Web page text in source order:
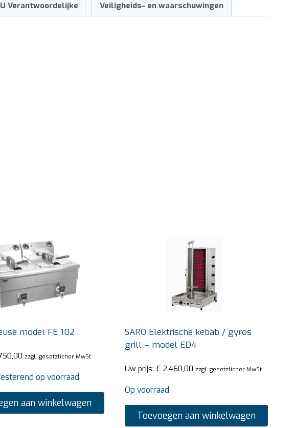
Verantwoordelijke Veiligheids- en waarschuwingen
model FE 102
zzgl. gesetzlicher MwSt.
op voorraad
aan winkelwagen
SARO Elektrische kebab / gyros
grill – model ED4
Uw prijs: €2.460,00 zzgl. gesetzlicher MwSt.
Op voorraad
Toevoegen aan winkelwagen